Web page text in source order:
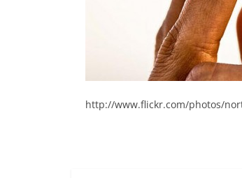
http://www.flickr.com/photos/